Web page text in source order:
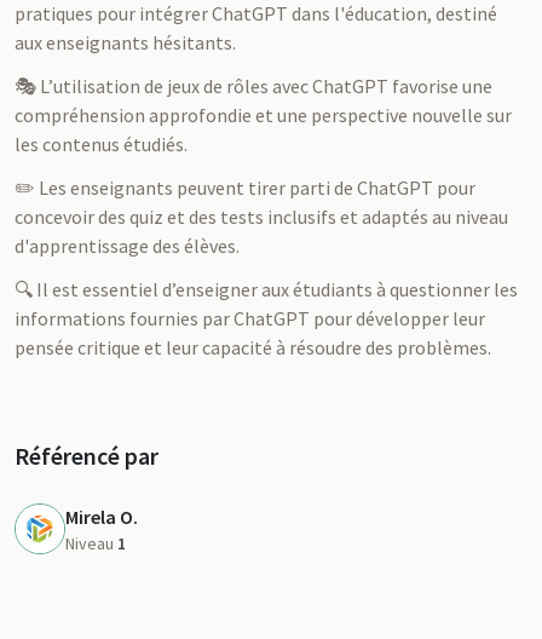
pratiques pour intégrer ChatGPT dans l'éducation, destiné
aux enseignants hésitants.
🎭 L’utilisation de jeux de rôles avec ChatGPT favorise une
compréhension approfondie et une perspective nouvelle sur
les contenus étudiés.
✏️ Les enseignants peuvent tirer parti de ChatGPT pour
concevoir des quiz et des tests inclusifs et adaptés au niveau
d'apprentissage des élèves.
🔍 Il est essentiel d’enseigner aux étudiants à questionner les
informations fournies par ChatGPT pour développer leur
pensée critique et leur capacité à résoudre des problèmes.
Référencé par
Mirela O.
Niveau 1